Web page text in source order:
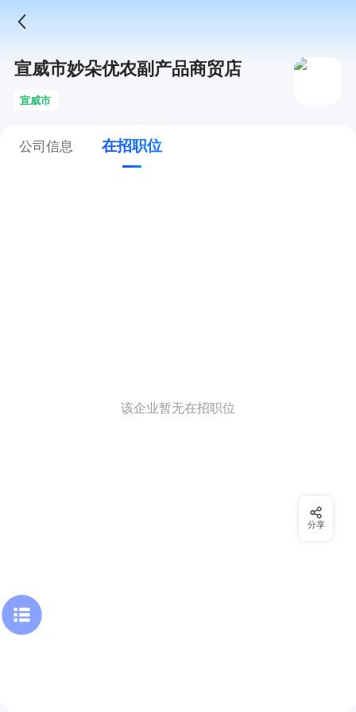
宣威市妙朵优农副产品商贸店
宣威市
公司信息 在招职位
该企业暂无在招职位
分享